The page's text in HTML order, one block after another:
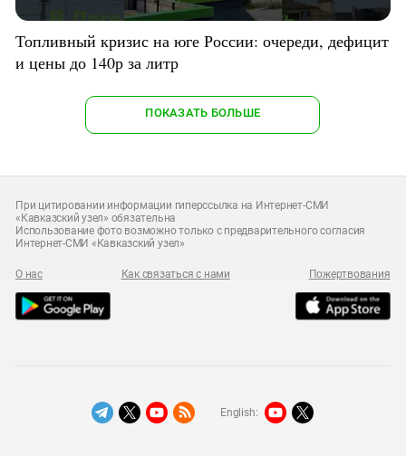
Топливный кризис на юге России: очереди, дефицит
и цены до 140р за литр
ПОКАЗАТЬ БОЛЬШЕ
При цитировании информации гиперссылка на Интернет-СМИ
«Кавказский узел» обязательна
Использование фото возможно только с предварительного согласия
Интернет-СМИ «Кавказский узел»
О нас Как связаться с нами Пожертвования
English: